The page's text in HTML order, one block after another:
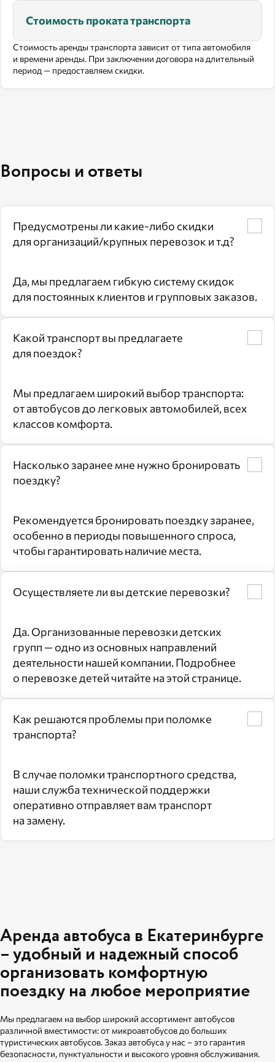
Стоимость проката транспорта
Стоимость аренды транспорта зависит от типа автомобиля
и времени аренды. При заключении договора на длительный
период — предоставляем скидки.
Вопросы и ответы
Предусмотрены ли какие‑либо скидки
для организаций/крупных перевозок и т.д?
Да, мы предлагаем гибкую систему скидок
для постоянных клиентов и групповых заказов.
Какой транспорт вы предлагаете
для поездок?
Мы предлагаем широкий выбор транспорта:
от автобусов до легковых автомобилей, всех
классов комфорта.
Насколько заранее мне нужно бронировать
поездку?
Рекомендуется бронировать поездку заранее,
особенно в периоды повышенного спроса,
чтобы гарантировать наличие места.
Осуществляете ли вы детские перевозки?
Да. Организованные перевозки детских
групп — одно из основных направлений
деятельности нашей компании. Подробнее
о перевозке детей читайте на этой странице.
Как решаются проблемы при поломке
транспорта?
В случае поломки транспортного средства,
наши служба технической поддержки
оперативно отправляет вам транспорт
на замену.
Аренда автобуса в Екатеринбурге
– удобный и надежный способ
организовать комфортную
поездку на любое мероприятие
Мы предлагаем на выбор широкий ассортимент автобусов
различной вместимости: от микроавтобусов до больших
туристических автобусов. Заказ автобуса у нас – это гарантия
безопасности, пунктуальности и высокого уровня обслуживания.